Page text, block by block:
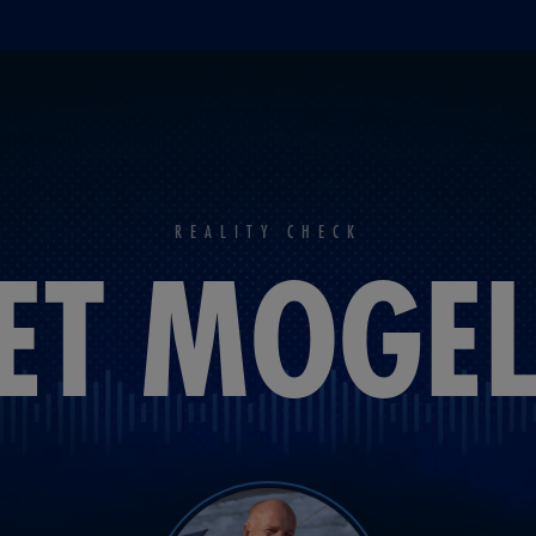
REALITY CHECK